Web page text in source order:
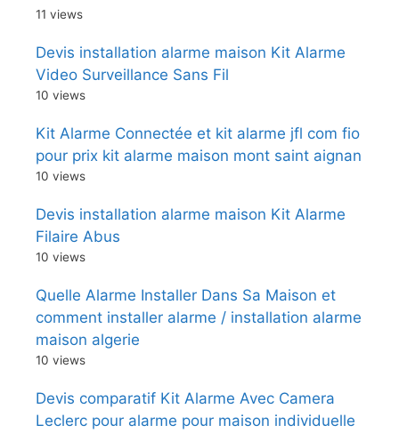
11 views
Devis installation alarme maison Kit Alarme
Video Surveillance Sans Fil
10 views
Kit Alarme Connectée et kit alarme jfl com fio
pour prix kit alarme maison mont saint aignan
10 views
Devis installation alarme maison Kit Alarme
Filaire Abus
10 views
Quelle Alarme Installer Dans Sa Maison et
comment installer alarme / installation alarme
maison algerie
10 views
Devis comparatif Kit Alarme Avec Camera
Leclerc pour alarme pour maison individuelle